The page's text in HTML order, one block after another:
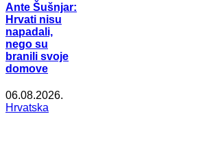
Ante Šušnjar:
Hrvati nisu
napadali,
nego su
branili svoje
domove
06.08.2026.
Hrvatska